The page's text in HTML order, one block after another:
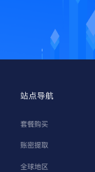
站点导航
套餐购买
账密提取
全球地区